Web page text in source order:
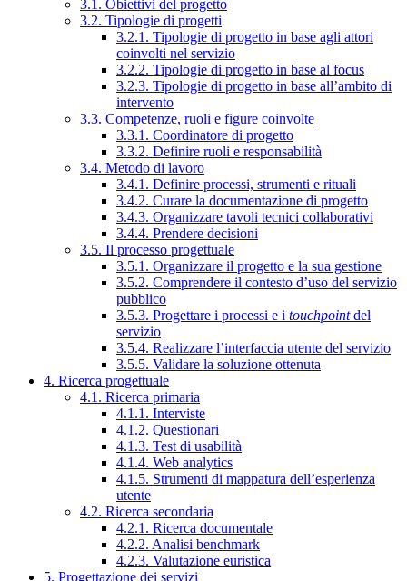
3.1. Obiettivi del progetto
3.2. Tipologie di progetti
3.2.1. Tipologie di progetto in base agli attori
coinvolti nel servizio
3.2.2. Tipologie di progetto in base al focus
3.2.3. Tipologie di progetto in base all’ambito di
intervento
3.3. Competenze, ruoli e figure coinvolte
3.3.1. Coordinatore di progetto
3.3.2. Definire ruoli e responsabilità
3.4. Metodo di lavoro
3.4.1. Definire processi, strumenti e rituali
3.4.2. Curare la documentazione di progetto
3.4.3. Organizzare tavoli tecnici collaborativi
3.4.4. Prendere decisioni
3.5. Il processo progettuale
3.5.1. Organizzare il progetto e la sua gestione
3.5.2. Comprendere il contesto d’uso del servizio
pubblico
3.5.3. Progettare i processi e i touchpointdel
servizio
3.5.4. Realizzare l’interfaccia utente del servizio
3.5.5. Validare la soluzione ottenuta
4. Ricerca progettuale
4.1. Ricerca primaria
4.1.1. Interviste
4.1.2. Questionari
4.1.3. Test di usabilità
4.1.4. Web analytics
4.1.5. Strumenti di mappatura dell’esperienza
utente
4.2. Ricerca secondaria
4.2.1. Ricerca documentale
4.2.2. Analisi benchmark
4.2.3. Valutazione euristica
5. Progettazione dei servizi